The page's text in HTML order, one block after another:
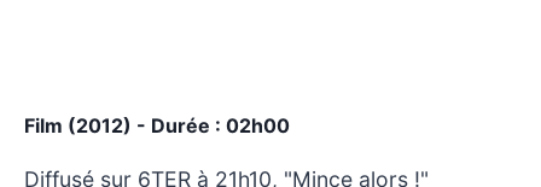
Film (2012) - Durée : 02h00
Diffusé sur 6TER à 21h10, "Mince alors !"